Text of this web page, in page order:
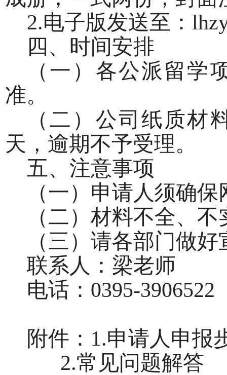
2.电子版发送至：
四、时间安排
（一） 各公派留学
准。
（二）公司 纸质材
天 ，逾期不予受理。
五、注意事项
（一）申请人须确
（二）材料不全、
（三 ）请各部门做好
联系人： 梁老师
电话： 0395-
附件： 1.申请人 申报
2.常见问题解答